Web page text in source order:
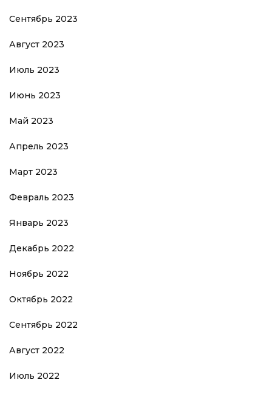
Сентябрь 2023
Август 2023
Июль 2023
Июнь 2023
Май 2023
Апрель 2023
Март 2023
Февраль 2023
Январь 2023
Декабрь 2022
Ноябрь 2022
Октябрь 2022
Сентябрь 2022
Август 2022
Июль 2022